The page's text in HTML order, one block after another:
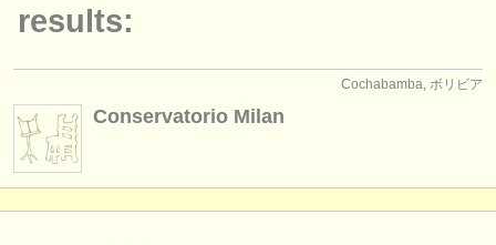
講習会
楽器の販売
盗まれた楽器
results:
Cochabamba, ボリビア
Conservatorio Milan